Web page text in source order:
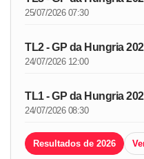
25/07/2026 07:30
TL2 - GP da Hungria
24/07/2026 12:00
TL1 - GP da Hungria
24/07/2026 08:30
Resultados de 2026